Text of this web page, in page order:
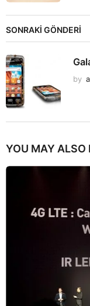
SONRAKİ GÖNDERİ
by
YOU MAY ALSO